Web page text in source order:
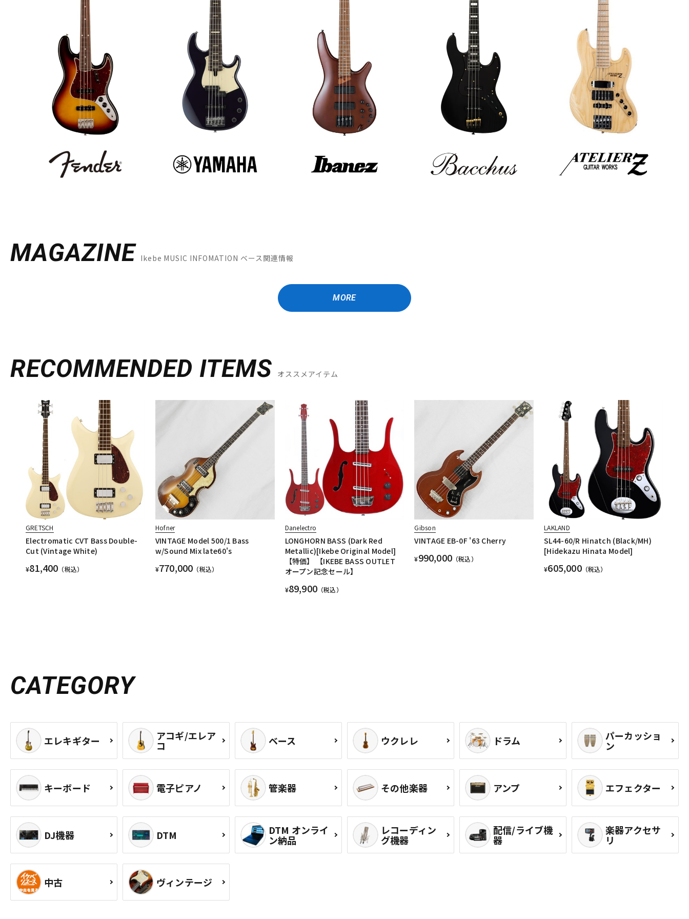
MAGAZINE Ikebe MUSIC INFOMATION ベース関連情報
MORE
RECOMMENDED ITEMS オススメアイテム
GRETSCH
Electromatic CVT Bass Double-
Cut (Vintage White)
¥81,400 （税込）
Hofner
VINTAGE Model 500/1 Bass
w/Sound Mix late60's
¥770,000 （税込）
Danelectro
LONGHORN BASS (Dark Red
Metallic)[Ikebe Original Model]
【特価】 【IKEBE BASS OUTLET
オープン記念セール】
¥89,900 （税込）
Gibson
VINTAGE EB-0F '63 Cherry
¥990,000 （税込）
LAKLAND
SL44-60/R Hinatch (Black/MH)
[Hidekazu Hinata Model]
¥605,000（税込）
CATEGORY
エレキギター アコギ/エレア
コ ベース ウクレレ ドラム パーカッショ
ン
キーボード 電子ピアノ 管楽器 その他楽器 アンプ エフェクター
DJ機器 DTM DTM オンライ
ン納品
レコーディン
グ機器
配信/ライブ機
器
楽器アクセサ
リ
中古 ヴィンテージ